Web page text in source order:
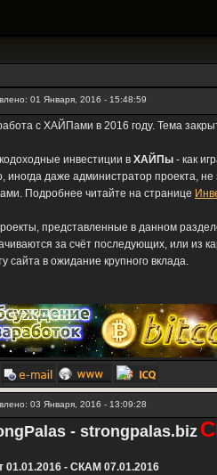
01 Января, 2016 - 15:48:59
с ХАЙПами в 2016 году. Тема
инвестиции в ХАЙПы - как
иногда даже администратор проекта,
Подробнее читайте на странице
представленные в данном
за счёт последующих, или из
сайта в ожидание крупного вклада.
03 Января, 2016 - 13:09:28
- strongpalas.biz
01.01.2016 - СКАМ 07.01.2016